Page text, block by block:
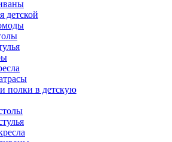
детской
полки в детскую